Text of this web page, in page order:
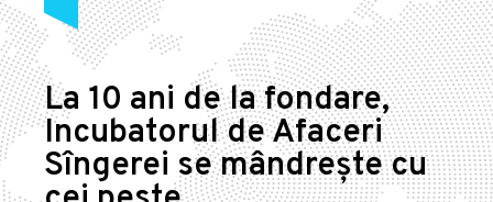
La 10 ani de la fondare,
Incubatorul de Afaceri
Sîngerei se mândrește cu